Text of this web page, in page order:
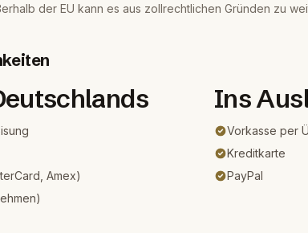
der EU kann es aus zollrechtlichen Gründen zu
Amex)
Ins
Vorkasse per
Kreditkarte
PayPal